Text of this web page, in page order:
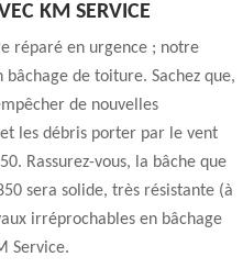
KM SERVICE
réparé en urgence ; notre
de toiture. Sachez que,
de nouvelles
les débris porter par le vent
Rassurez-vous, la bâche que
sera solide, très résistante (à
irréprochables en bâchage
Service.